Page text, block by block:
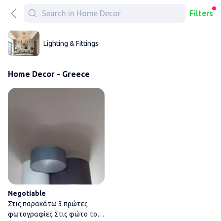
Filters
Lighting & Fittings
Home Decor - Greece
Negotiable
Στις παρακάτω 3 πρώτες
φωτογραφίες Στις φώτο το